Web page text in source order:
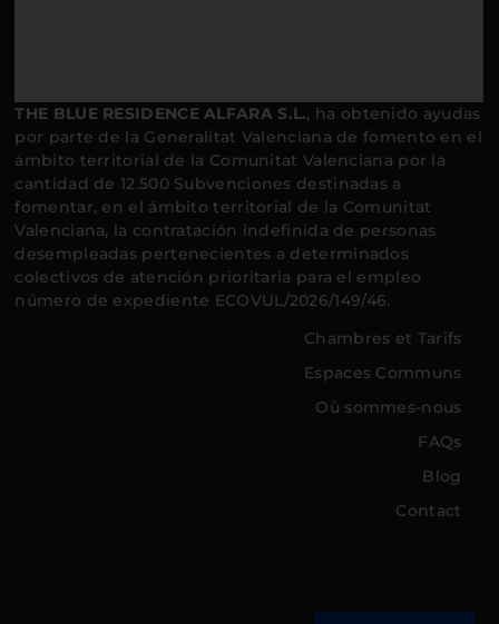
THE BLUE RESIDENCE ALFARA S.L., ha obtenido ayudas
por parte de la Generalitat Valenciana de fomento en el
ámbito territorial de la Comunitat Valenciana por la
cantidad de 12.500 Subvenciones destinadas a
fomentar, en el ámbito territorial de la Comunitat
Valenciana, la contratación indefinida de personas
desempleadas pertenecientes a determinados
colectivos de atención prioritaria para el empleo
número de expediente ECOVUL/2026/149/46.
Chambres et Tarifs
Espaces Communs
Où sommes-nous
FAQs
Blog
Contact